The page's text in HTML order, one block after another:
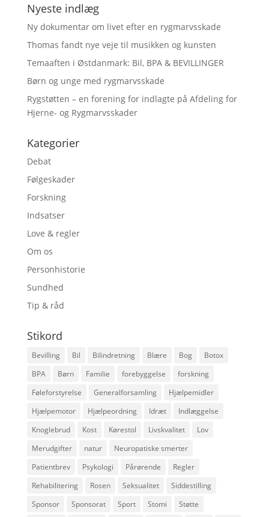
Nyeste indlæg
Ny dokumentar om livet efter en rygmarvsskade
Thomas fandt nye veje til musikken og kunsten
Temaaften i Østdanmark: Bil, BPA & BEVILLINGER
Børn og unge med rygmarvsskade
Rygstøtten – en forening for indlagte på Afdeling for
Hjerne- og Rygmarvsskader
Kategorier
Debat
Følgeskader
Forskning
Indsatser
Love & regler
Om os
Personhistorie
Sundhed
Tip & råd
Stikord
Bevilling Bil Bilindretning Blære Bog
Botox
BPA
Børn Familie forebyggelse
forskning
Føleforstyrelse
Generalforsamling
Hjælpemidler
Hjælpemotor
Hjælpeordning Idræt
Indlæggelse
Knoglebrud
Kost Kørestol Livskvalitet
Lov
Merudgifter
natur
Neuropatiske smerter
Patientbrev
Psykologi Pårørende
Regler
Rehabilitering
Rosen Seksualitet
Siddestilling
Sponsor
Sponsorat Sport Stomi
Støtte